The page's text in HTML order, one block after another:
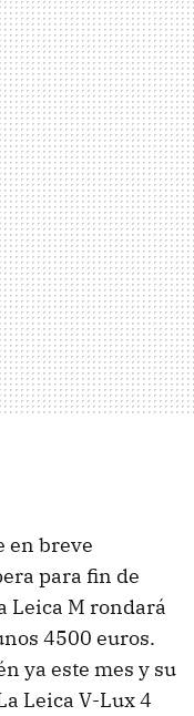
en breve
para fin de
Leica M rondará
4500 euros.
ya este mes y su
Leica V-Lux 4